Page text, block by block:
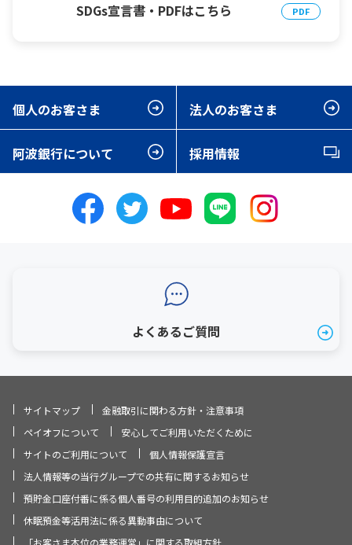
SDGs宣言書・PDFはこちら
個人のお客さま 法人のお客さま
阿波銀行について 採用情報
よくあるご質問
サイトマップ
金融取引に関わる方針・注意事項
ペイオフについて
安心してご利用いただくために
サイトのご利用について
個人情報保護宣言
法人情報等の当行グループでの共有に関するお知らせ
預貯金口座付番に係る個人番号の利用目的追加のお知らせ
休眠預金等活用法に係る異動事由について
「お客さま本位の業務運営」に関する取組方針